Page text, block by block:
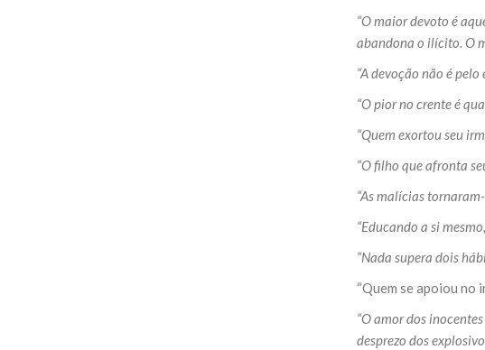
“O maior devoto é
abandona o ilícito. O
“A devoção não é
“O pior no crente é
“Quem exortou seu
“O filho que afronta
“As malícias
“Educando a si
“Nada supera dois
“Quem se apoiou no
“O amor dos
desprezo dos